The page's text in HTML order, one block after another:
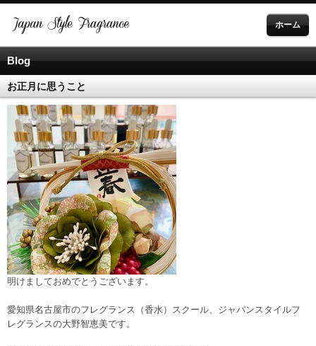
ホーム
Blog
お正月に思うこと
明けましておめでとうございます。
愛知県名古屋市のフレグランス（香水）スクール、ジャパンスタイルフ
レグランスの大野智恵美です。